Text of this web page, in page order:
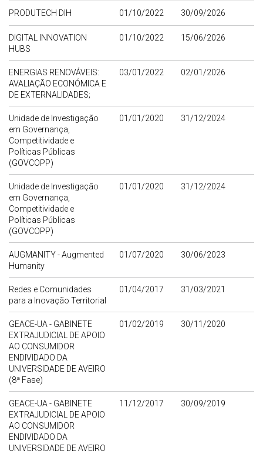
PRODUTECH DIH 01/10/2022 30/09/2026
DIGITAL INNOVATION
HUBS
01/10/2022 15/06/2026
ENERGIAS RENOVÁVEIS:
AVALIAÇÃO ECONÓMICA E
DE EXTERNALIDADES;
03/01/2022 02/01/2026
Unidade de Investigação
em Governança,
Competitividade e
Políticas Públicas
(GOVCOPP)
01/01/2020 31/12/2024
Unidade de Investigação
em Governança,
Competitividade e
Políticas Públicas
(GOVCOPP)
01/01/2020 31/12/2024
AUGMANITY - Augmented
Humanity
01/07/2020 30/06/2023
Redes e Comunidades
para a Inovação Territorial
01/04/2017 31/03/2021
GEACE-UA - GABINETE
EXTRAJUDICIAL DE APOIO
AO CONSUMIDOR
ENDIVIDADO DA
UNIVERSIDADE DE AVEIRO
(8ª Fase)
01/02/2019 30/11/2020
GEACE-UA - GABINETE
EXTRAJUDICIAL DE APOIO
AO CONSUMIDOR
ENDIVIDADO DA
UNIVERSIDADE DE AVEIRO
11/12/2017 30/09/2019